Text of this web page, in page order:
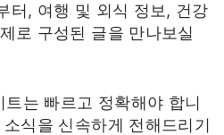
터, 여행 및 외식 정보, 건강
로 구성된 글을 만나보실
는 빠르고 정확해야 합니
식을 신속하게 전해드리기